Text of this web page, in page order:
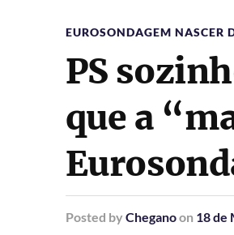
EUROSONDAGEM NASCER
PS
que a
Posted by Cheganoon 18 de